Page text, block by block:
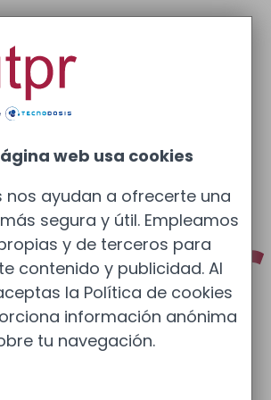
975
web usa cookies
nos ayudan a ofrecerte una
segura y útil. Empleamos
y de terceros para
contenido y publicidad. Al
la Política de cookies
información anónima
tu navegación.